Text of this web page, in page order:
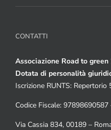
CONTATTI
Associazione Road to green
Dotata di personalità
Iscrizione RUNTS: Repertorio
Codice Fiscale:
Via Cassia 834, 00189 –